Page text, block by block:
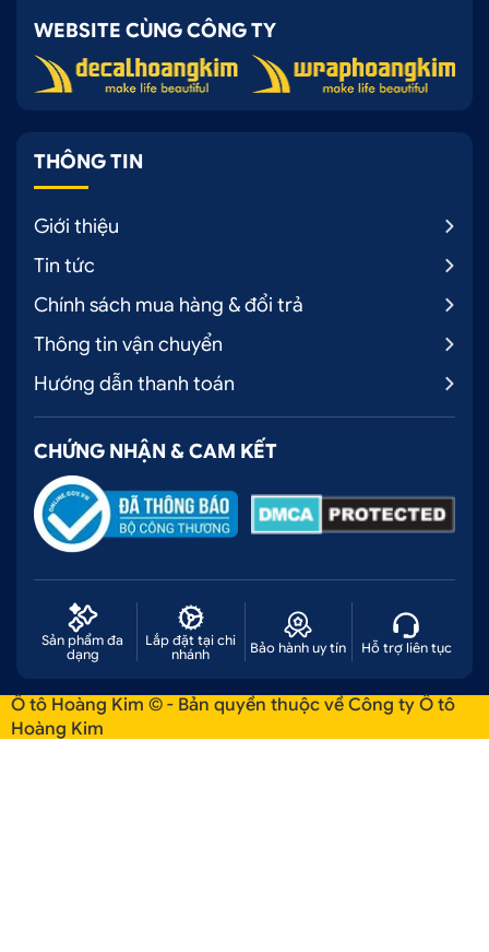
WEBSITE CÙNG CÔNG TY
THÔNG TIN
Giới thiệu
Tin tức
Chính sách mua hàng & đổi trả
Thông tin vận chuyển
Hướng dẫn thanh toán
CHỨNG NHẬN & CAM KẾT
Sản phẩm đa
dạng
Lắp đặt tại chi
nhánh
Bảo hành uy tín Hỗ trợ liên tục
Ô tô Hoàng Kim © - Bản quyền thuộc về Công ty Ô tô
Hoàng Kim